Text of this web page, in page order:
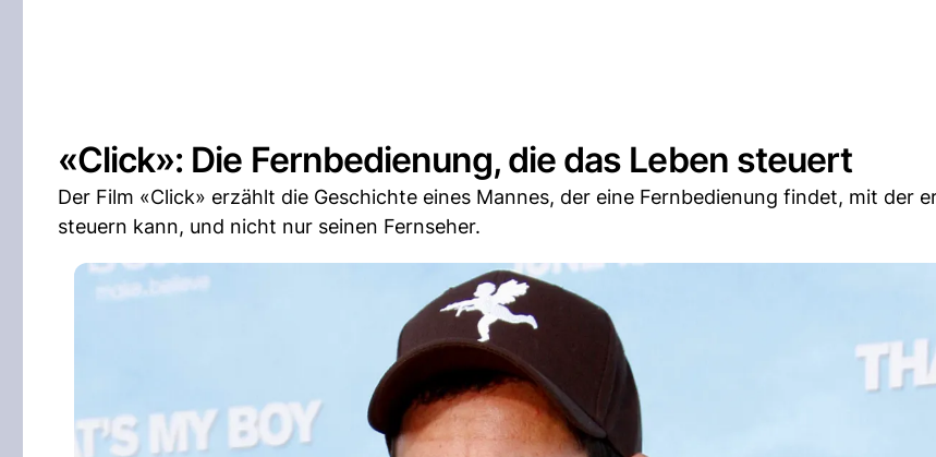
«Click»: Die Fernbedienung, die das Leben steuert
Der Film «Click» erzählt die Geschichte eines Mannes, der eine Fernbedienung findet, mit der
steuern kann, und nicht nur seinen Fernseher.